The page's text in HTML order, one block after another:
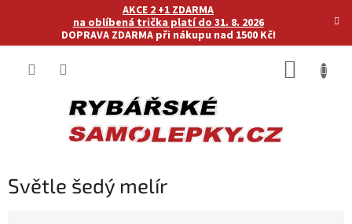
AKCE 2 +1 ZDARMA
na oblíbená trička platí do 31. 8. 2026
DOPRAVA ZDARMA při nákupu nad 1500 Kč!
Světle šedý melír